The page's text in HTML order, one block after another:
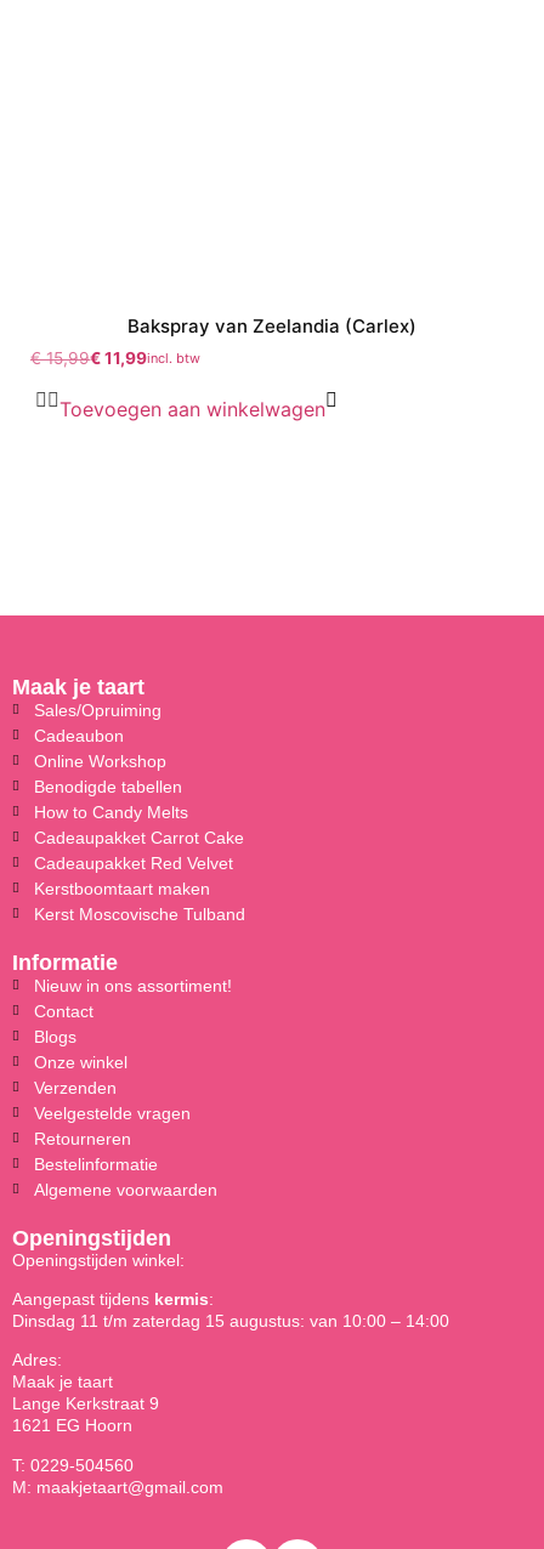
Bakspray van Zeelandia (Carlex)
€15,99€11,99incl. btw
Toevoegen aan winkelwagen
Maak je taart
Sales/Opruiming
Cadeaubon
Online Workshop
Benodigde tabellen
How to Candy Melts
Cadeaupakket Carrot Cake
Cadeaupakket Red Velvet
Kerstboomtaart maken
Kerst Moscovische Tulband
Informatie
Nieuw in ons assortiment!
Contact
Blogs
Onze winkel
Verzenden
Veelgestelde vragen
Retourneren
Bestelinformatie
Algemene voorwaarden
Openingstijden
Openingstijden winkel:
Aangepast tijdens kermis:
Dinsdag 11 t/m zaterdag 15 augustus: van 10:00 – 14:00
Adres:
Maak je taart
Lange Kerkstraat 9
1621 EG Hoorn
T: 0229-504560
M: maakjetaart@gmail.com